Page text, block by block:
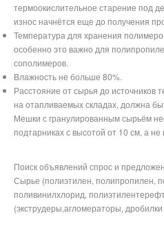
термоокислительное старение под
износ начнётся еще до получения
Температура для хранения
особенно это важно для
сополимеров.
Влажность не больше 80%.
Расстояние от сырья до источников
на отапливаемых складах, должна
Мешки с гранулированным сырьём
подтарниках с высотой от 10 см, а
Поиск объявлений спрос и
Сырье (полиэтилен, полипропилен,
поливинилхлорид,
(экструдеры,агломераторы, дробилки